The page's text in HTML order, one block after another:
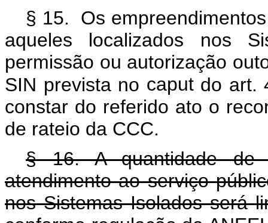
§ 15. Os
aqueles localizados nos
permissão ou autorização
SIN prevista no caput do art.
constar do referido ato o
de rateio da CCC.
§ 16. A quantidade de
atendimento ao serviço
nos Sistemas Isolados será